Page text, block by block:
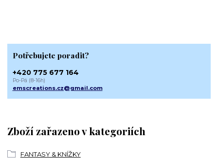
Zboží zařazeno v kategoriích
FANTASY & KNÍŽKY
Potřebujete poradit?
+420 775 677 164
Po-Pá (8-16h)
emscreations.cz@gmail.com